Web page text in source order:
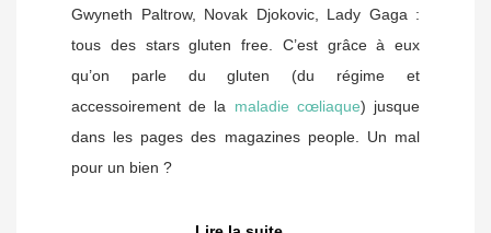
Gwyneth Paltrow, Novak Djokovic, Lady Gaga :
tous des stars gluten free. C’est grâce à eux
qu’on parle du gluten (du régime et
accessoirement de la maladie cœliaque) jusque
dans les pages des magazines people. Un mal
pour un bien ?